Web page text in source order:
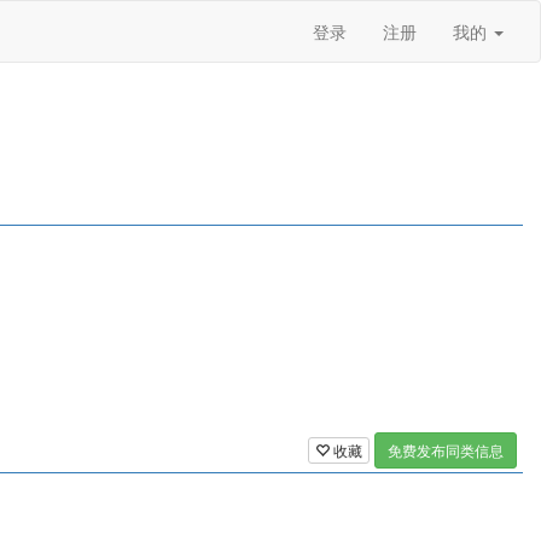
登录 注册 我的
收藏 免费发布同类信息